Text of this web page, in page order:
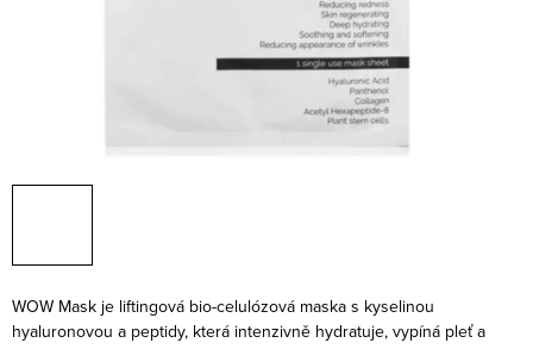
WOW Mask je liftingová bio-celulózová maska s kyselinou
hyaluronovou a peptidy, která intenzivně hydratuje, vypíná pleť a